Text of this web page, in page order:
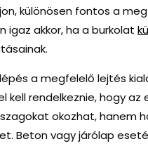
különösen fontos a
igaz akkor, ha a burkolat
a megfelelő lejtés
kell rendelkeznie, hogy
okozhat, hanem
Beton vagy járólap